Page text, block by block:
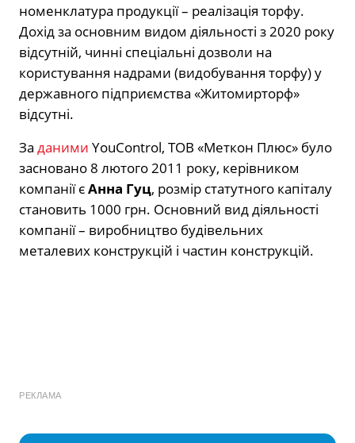
номенклатура продукції – реалізація торфу.
Дохід за основним видом діяльності з 2020 року
відсутній, чинні спеціальні дозволи на
користування надрами (видобування торфу) у
державного підприємства «Житомирторф»
відсутні.
За даними YouControl, ТОВ «Меткон Плюс» було
засновано 8 лютого 2011 року, керівником
компанії єАнна Гуц, розмір статутного капіталу
становить 1000 грн. Основний вид діяльності
компанії – виробництво будівельних
металевих конструкцій і частин конструкцій.
РЕКЛАМА